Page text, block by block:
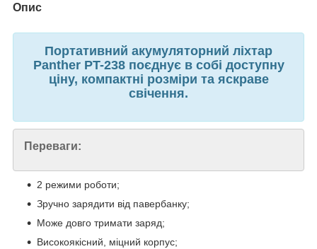
Опис
Портативний акумуляторний ліхтар
Panther PT-238 поєднує в собі доступну
ціну, компактні розміри та яскраве
свічення.
Переваги:
2 режими роботи;
Зручно зарядити від павербанку;
Може довго тримати заряд;
Високоякісний, міцний корпус;